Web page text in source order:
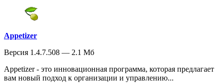
Appetizer
Версия 1.4.7.508 — 2.1 Мб
Appetizer - это инновационная программа, которая предлагает
вам новый подход к организации и управлению...